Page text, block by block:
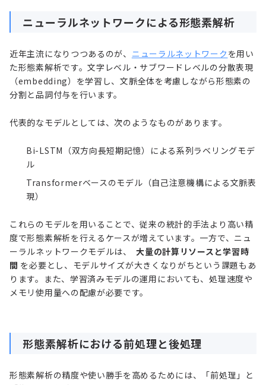
ニューラルネットワークによる形態素解析
近年主流になりつつあるのが、 ニューラルネットワーク を用い
た形態素解析です。文字レベル・サブワードレベルの分散表現
（embedding）を学習し、文脈全体を考慮しながら形態素の
分割と品詞付与を行います。
代表的なモデルとしては、次のようなものがあります。
Bi-LSTM（双方向長短期記憶）による系列ラベリングモデ
ル
Transformerベースのモデル（自己注意機構による文脈表
現）
これらのモデルを用いることで、従来の統計的手法より高い精
度で形態素解析を行えるケースが増えています。一方で、ニュ
ーラルネットワークモデルは、
大量の計算リソースと学習時
間 を必要とし、モデルサイズが大きくなりがちという課題もあ
ります。また、学習済みモデルの運用においても、処理速度や
メモリ使用量への配慮が必要です。
形態素解析における前処理と後処理
形態素解析の精度や使い勝手を高めるためには、「前処理」と